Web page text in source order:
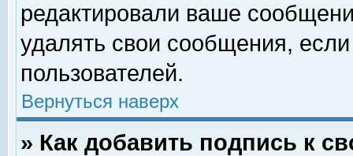
редактировали ваше
удалять свои сообщения,
пользователей.
Вернуться наверх
» Как добавить подпись к